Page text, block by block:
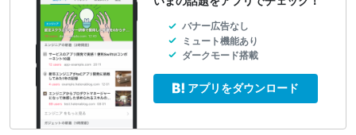
バナー広告なし
ミュート機能あり
ダークモード搭載
アプリをダウンロード